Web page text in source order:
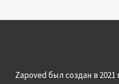
Zapoved был создан в